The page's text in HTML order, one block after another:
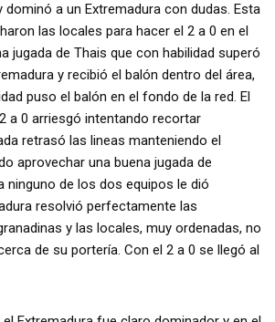
dominó a un Extremadura con dudas. Esta
las locales para hacer el 2 a 0 en el
jugada de Thais que con habilidad superó
y recibió el balón dentro del área,
puso el balón en el fondo de la red. El
a 0 arriesgó intentando recortar
retrasó las lineas manteniendo el
aprovechar una buena jugada de
ninguno de los dos equipos le dió
resolvió perfectamente las
y las locales, muy ordenadas, no
de su portería. Con el 2 a 0 se llegó al